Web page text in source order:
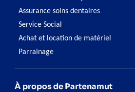
Assurance soins dentaires
Service Social
Achat et location de matériel
Parrainage
À propos de Partenamut